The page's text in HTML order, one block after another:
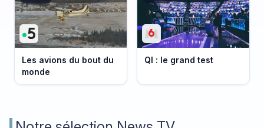
Les avions du bout du
monde
QI : le grand test